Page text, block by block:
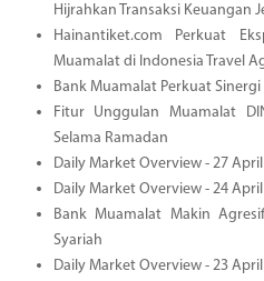
Hijrahkan Transaksi Keuangan
Hainantiket.com Perkuat
Muamalat di Indonesia Travel
Bank Muamalat Perkuat Sinergi
Fitur Unggulan Muamalat
Selama Ramadan
Daily Market Overview - 27 April
Daily Market Overview - 24 April
Bank Muamalat Makin
Syariah
Daily Market Overview - 23 April